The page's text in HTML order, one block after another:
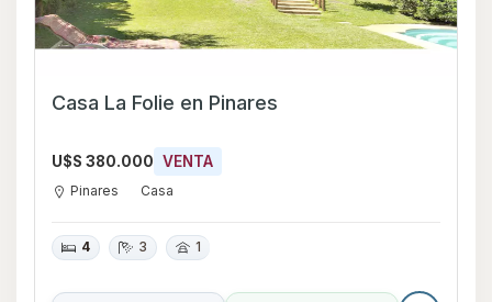
Casa La Folie en Pinares
U$S 380.000 VENTA
Pinares Casa
4 3 1